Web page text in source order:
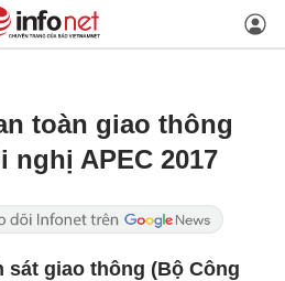
toàn giao thông
nghị APEC 2017
sát giao thông (Bộ Công